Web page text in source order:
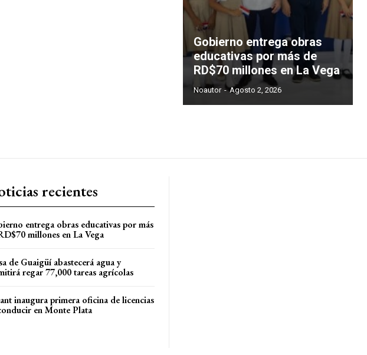
Gobierno entrega obras
educativas por más de
RD$70 millones en La Vega
Noautor - Agosto 2, 2026
recientes
entrega obras educativas por más
millones en La Vega
de Guaigüí abastecerá agua y
regar 77,000 tareas agrícolas
inaugura primera oficina de licencias
en Monte Plata